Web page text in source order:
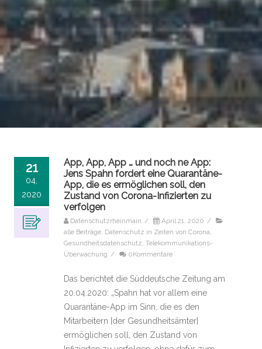
21
04,
2020
App, App, App … und noch ne App:
Jens Spahn fordert eine Quarantäne-
App, die es ermöglichen soll, den
Zustand von Corona-Infizierten zu
verfolgen
Datenschutzrheinmain / April 21, 2020 /
alle Beiträge Datenschutz in Zeiten von Corona
Gesundheitsdatenschutz Telekommunikations-
Überwachung / 0Kommentare
Das berichtet die Süddeutsche Zeitung am
20.04.2020: „Spahn hat vor allem eine
Quarantäne-App im Sinn, die es den
Mitarbeitern [der Gesundheitsämter]
ermöglichen soll, den Zustand von